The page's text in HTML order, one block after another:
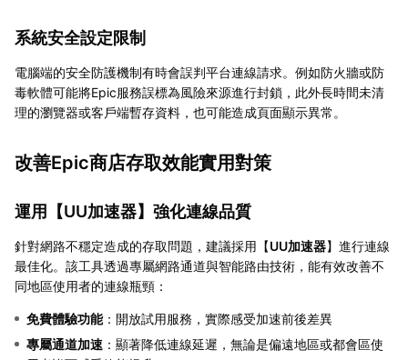
系統安全設定限制
電腦端的安全防護機制有時會誤判平台連線請求。例如防火牆或防
毒軟體可能將Epic服務誤標為風險來源進行封鎖，此外長時間未清
理的瀏覽器或客戶端暫存資料，也可能造成頁面顯示異常。
改善Epic商店存取效能實用對策
運用【UU加速器】強化連線品質
針對網路不穩定造成的存取問題，建議採用【UU加速器】進行連線
最佳化。該工具透過專屬網路通道與智能路由技術，能有效改善不
同地區使用者的連線瓶頸：
免費體驗功能：開放試用服務，實際感受加速前後差異
專屬通道加速 ：顯著降低連線延遲，無論是偏遠地區或都會區使